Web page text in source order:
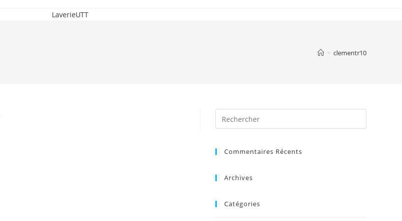
LaverieUTT
> clementr10
Search
for:
Commentaires Récents
Archives
Catégories